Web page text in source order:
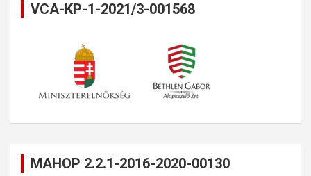
VCA-KP-1-2021/3-001568
MAHOP 2.2.1-2016-2020-00130